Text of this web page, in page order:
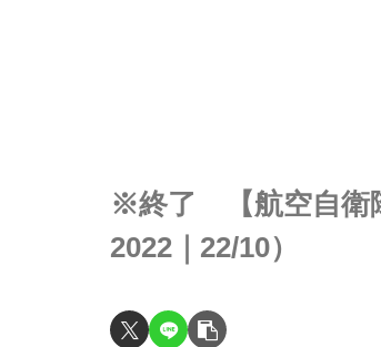
※終了 【航空自衛
2022｜22/10）